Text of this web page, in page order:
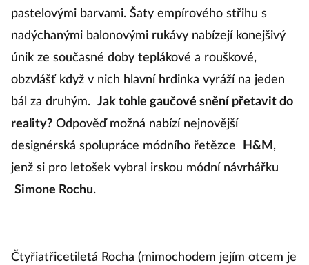
pastelovými barvami. Šaty empírového střihu s
nadýchanými balonovými rukávy nabízejí konejšivý
únik ze současné doby teplákové a rouškové,
obzvlášť když v nich hlavní hrdinka vyráží na jeden
bál za druhým. Jak tohle gaučové snění přetavit do
reality? Odpověď možná nabízí nejnovější
designérská spolupráce módního řetězce
H&M ,
jenž si pro letošek vybral irskou módní návrhářku
Simone Rochu.
Čtyřiatřicetiletá Rocha (mimochodem jejím otcem je